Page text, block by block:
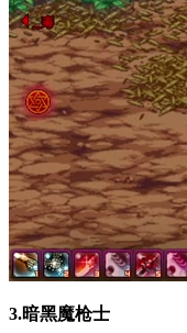
3.暗黑魔枪士